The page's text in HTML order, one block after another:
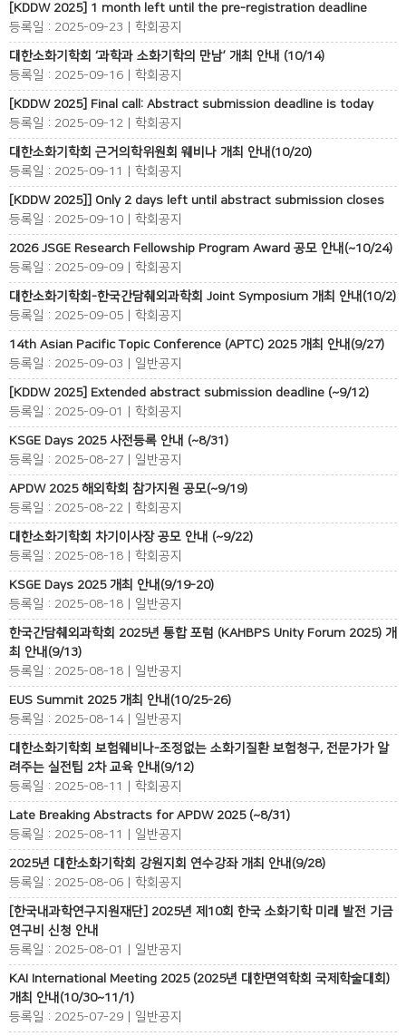
[KDDW 2025] 1 month left until the pre-registration deadline
등록일 : 2025-09-23 | 학회공지
대한소화기학회 ‘과학과 소화기학의 만남’ 개최 안내 (10/14)
등록일 : 2025-09-16 | 학회공지
[KDDW 2025] Final call: Abstract submission deadline is today
등록일 : 2025-09-12 | 학회공지
대한소화기학회 근거의학위원회 웨비나 개최 안내(10/20)
등록일 : 2025-09-11 | 학회공지
[KDDW 2025]] Only 2 days left until abstract submission closes
등록일 : 2025-09-10 | 학회공지
2026 JSGE Research Fellowship Program Award 공모 안내(~10/24)
등록일 : 2025-09-09 | 학회공지
대한소화기학회-한국간담췌외과학회 Joint Symposium 개최 안내(10/2)
등록일 : 2025-09-05 | 학회공지
14th Asian Pacific Topic Conference (APTC) 2025 개최 안내(9/27)
등록일 : 2025-09-03 | 일반공지
[KDDW 2025] Extended abstract submission deadline (~9/12)
등록일 : 2025-09-01 | 학회공지
KSGE Days 2025 사전등록 안내 (~8/31)
등록일 : 2025-08-27 | 일반공지
APDW 2025 해외학회 참가지원 공모(~9/19)
등록일 : 2025-08-22 | 학회공지
대한소화기학회 차기이사장 공모 안내 (~9/22)
등록일 : 2025-08-18 | 학회공지
KSGE Days 2025 개최 안내(9/19-20)
등록일 : 2025-08-18 | 일반공지
한국간담췌외과학회 2025년 통합 포럼 (KAHBPS Unity Forum 2025) 개
최 안내(9/13)
등록일 : 2025-08-18 | 일반공지
EUS Summit 2025 개최 안내(10/25-26)
등록일 : 2025-08-14 | 일반공지
대한소화기학회 보험웨비나-조정없는 소화기질환 보험청구, 전문가가 알
려주는 실전팁 2차 교육 안내(9/12)
등록일 : 2025-08-11 | 학회공지
Late Breaking Abstracts for APDW 2025 (~8/31)
등록일 : 2025-08-11 | 일반공지
2025년 대한소화기학회 강원지회 연수강좌 개최 안내(9/28)
등록일 : 2025-08-06 | 학회공지
[한국내과학연구지원재단] 2025년 제10회 한국 소화기학 미래 발전 기금
연구비 신청 안내
등록일 : 2025-08-01 | 일반공지
KAI International Meeting 2025 (2025년 대한면역학회 국제학술대회)
개최 안내(10/30~11/1)
등록일 : 2025-07-29 | 일반공지